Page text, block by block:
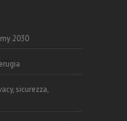
2030
sicurezza,